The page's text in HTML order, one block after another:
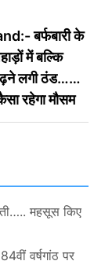
बर्फबारी के
में बल्कि
लगी ठंड……
रहेगा मौसम
महसूस किए
वर्षगांठ पर